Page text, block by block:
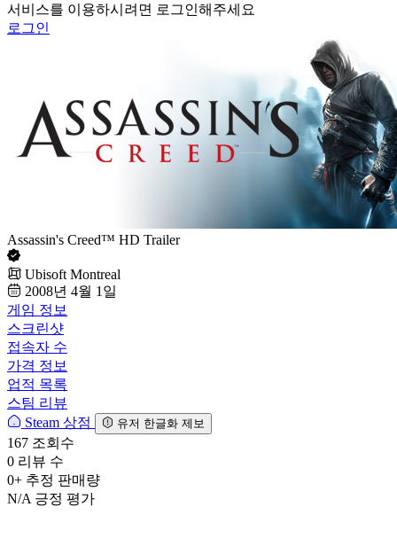
서비스를 이용하시려면 로그인해주세요
로그인
Assassin's Creed™ HD Trailer
Ubisoft Montreal
2008년 4월 1일
게임 정보
스크린샷
접속자 수
가격 정보
업적 목록
스팀 리뷰
Steam 상점
유저 한글화 제보
167 조회수
0 리뷰 수
0+ 추정 판매량
N/A 긍정 평가